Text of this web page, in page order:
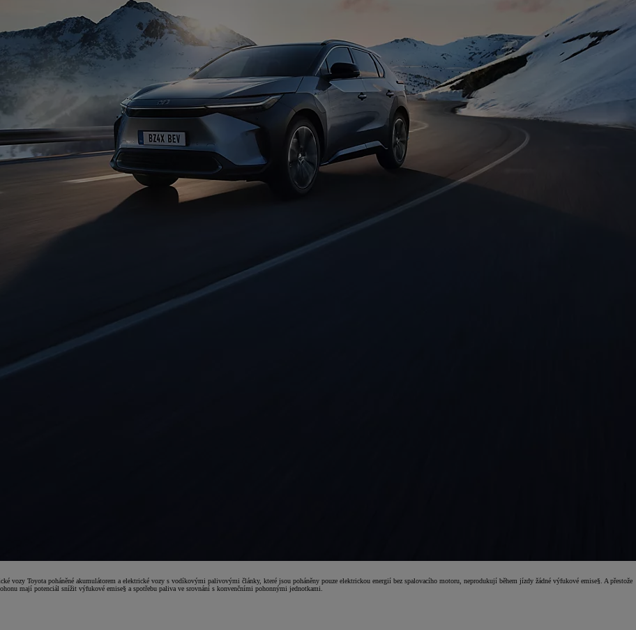
Toyota poháněné akumulátorem a elektrické vozy s vodíkovými palivovými články, které jsou poháněny pouze elektrickou energií bez spalovacího motoru, neprodukují během jízdy žádné výfukové emise§. A přestože
mají potenciál snížit výfukové emise§ a spotřebu paliva ve srovnání s konvenčními pohonnými jednotkami.